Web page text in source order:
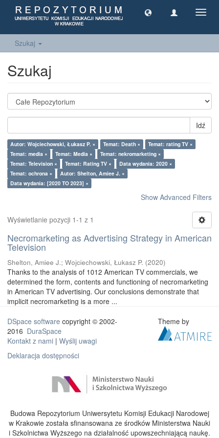
Szukaj
Szukaj
Idź
Autor: Wojciechowski, Łukasz P. × Temat: Death ×
Temat: rating TV ×
Temat: media ×
Temat: Media ×
Temat: nekromarketing ×
Temat: Television ×
Temat: Rating TV ×
Data wydania: 2020 ×
Temat: ochrona ×
Autor: Shelton, Amiee J. ×
Data wydania: [2020 TO 2023] ×
Show Advanced Filters
Wyświetlanie pozycji 1-1 z 1
Necromarketing as Advertising Strategy in American
Television
Shelton, Amiee J.; Wojciechowski, Łukasz P. (2020)
Thanks to the analysis of 1012 American TV commercials, we
determined the form, contents and functioning of necromarketing
in American TV advertising. Our conclusions demonstrate that
implicit necromarketing is a more ...
DSpace software copyright © 2002-
2016 DuraSpace
Kontakt z nami | Wyślij uwagi
Deklaracja dostępności
Theme by
Budowa Repozytorium Uniwersytetu Komisji Edukacji Narodowej
w Krakowie została sfinansowana ze środków Ministerstwa Nauki
i Szkolnictwa Wyższego na działalność upowszechniającą naukę.